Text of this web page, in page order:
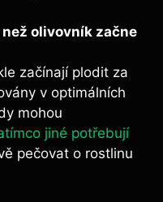
olivovník začne
začínají plodit za
v optimálních
mohou
jiné potřebují
pečovat o rostlinu